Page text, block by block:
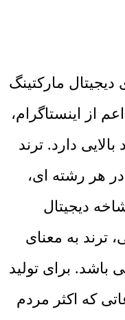
مارکتینگ
از اینستاگرام،
بالایی دارد. ترند
هر رشته ای،
دیجیتال
ترند به معنای
برای تولید
که اکثر مردم